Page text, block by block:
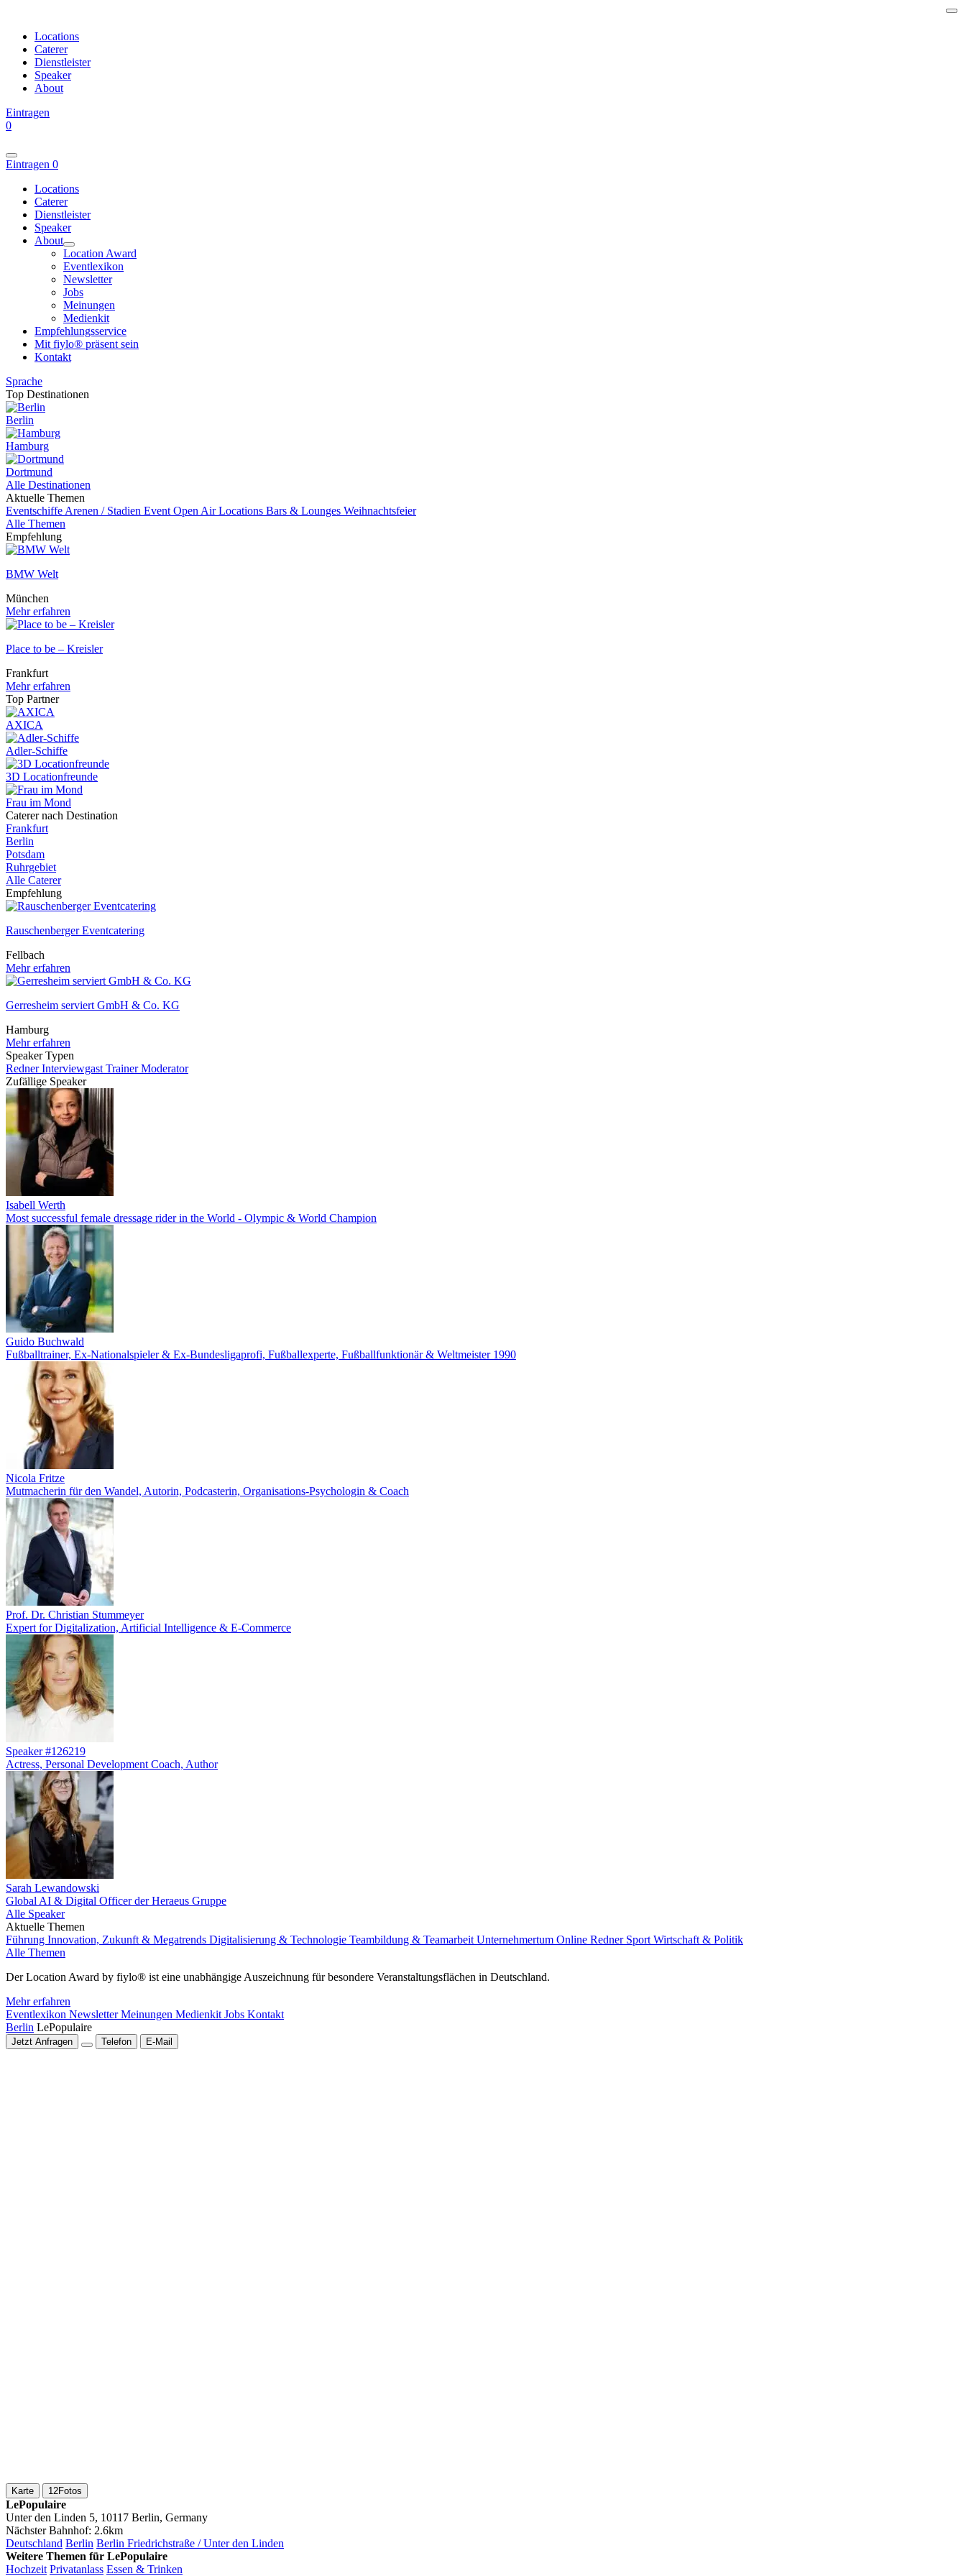
Locations
Caterer
Dienstleister
Speaker
About
Eintragen
0
Eintragen 0
Locations
Caterer
Dienstleister
Speaker
About
Location Award
Eventlexikon
Newsletter
Jobs
Meinungen
Medienkit
Empfehlungsservice
Mit fiylo® präsent sein
Kontakt
Sprache
Top Destinationen
Berlin
Hamburg
Dortmund
Alle Destinationen
Aktuelle Themen
Eventschiffe Arenen / Stadien Event Open Air Locations Bars & Lounges Weihnachtsfeier
Alle Themen
Empfehlung
BMW Welt
München
Mehr erfahren
Place to be – Kreisler
Frankfurt
Mehr erfahren
Top Partner
AXICA
Adler-Schiffe
3D Locationfreunde
Frau im Mond
Caterer nach Destination
Frankfurt
Berlin
Potsdam
Ruhrgebiet
Alle Caterer
Empfehlung
Rauschenberger Eventcatering
Fellbach
Mehr erfahren
Gerresheim serviert GmbH & Co. KG
Hamburg
Mehr erfahren
Speaker Typen
RednerInterviewgast TrainerModerator
Zufällige Speaker
Isabell Werth
Most successful female dressage rider in the World - Olympic & World Champion
Guido Buchwald
Fußballtrainer, Ex-Nationalspieler & Ex-Bundesligaprofi, Fußballexperte, Fußballfunktionär & Weltmeister 1990
Nicola Fritze
Mutmacherin für den Wandel, Autorin, Podcasterin, Organisations-Psychologin & Coach
Prof. Dr. Christian Stummeyer
Expert for Digitalization, Artificial Intelligence & E-Commerce
Speaker #126219
Actress, Personal Development Coach, Author
Sarah Lewandowski
Global AI & Digital Officer der Heraeus Gruppe
Alle Speaker
Aktuelle Themen
Führung Innovation, Zukunft & Megatrends Digitalisierung & Technologie Teambildung & Teamarbeit Unternehmertum Online Redner Sport Wirtschaft & Politik
Alle Themen
Der Location Award by fiylo® ist eine unabhängige Auszeichnung für besondere Veranstaltungsflächen in Deutschland.
Mehr erfahren
Eventlexikon NewsletterMeinungen Medienkit Jobs Kontakt
Berlin LePopulaire
Jetzt Anfragen Telefon E-Mail
Karte 12Fotos
LePopulaire
Unter den Linden 5, 10117 Berlin, Germany
Nächster Bahnhof: 2.6km
Deutschland Berlin Berlin Friedrichstraße / Unter den Linden
Weitere Themen für LePopulaire
Hochzeit Privatanlass Essen & Trinken